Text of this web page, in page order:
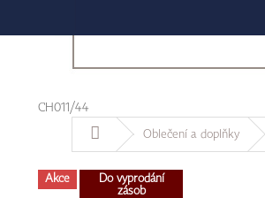
CH011/44
Domů Oblečení a doplňky
Akce
Do vyprodání
zásob